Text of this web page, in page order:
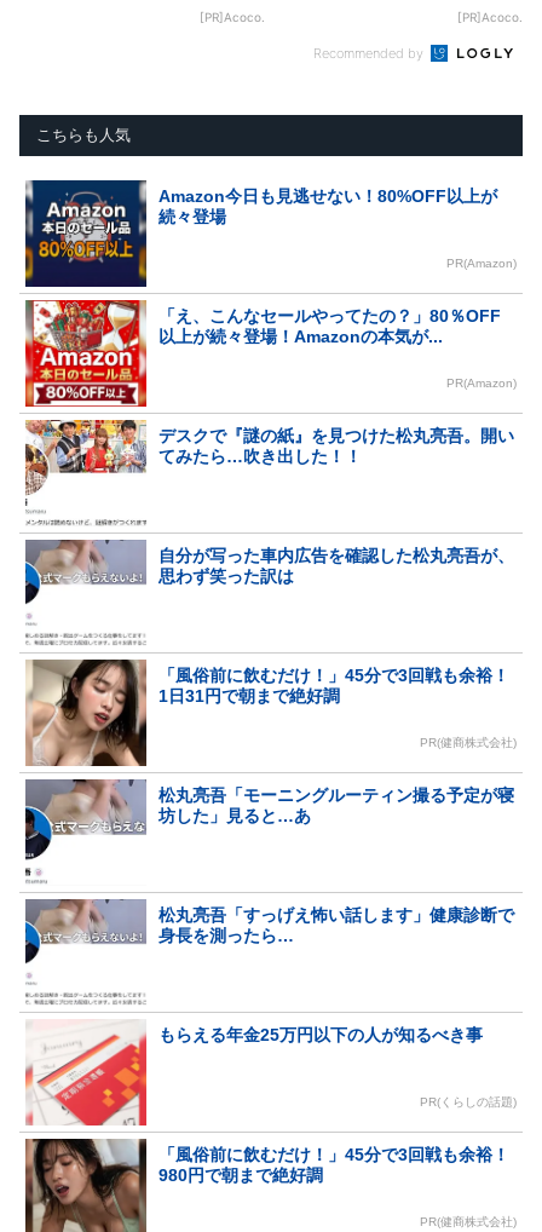
[PR]Acoco. [PR]Acoco.
Recommended by
こちらも人気
Amazon今日も見逃せない！80%OFF以上が
続々登場
PR(Amazon)
「え、こんなセールやってたの？」80％OFF
以上が続々登場！Amazonの本気が...
PR(Amazon)
デスクで『謎の紙』を見つけた松丸亮吾。開い
てみたら…吹き出した！！
自分が写った車内広告を確認した松丸亮吾が、
思わず笑った訳は
「風俗前に飲むだけ！」45分で3回戦も余裕！
1日31円で朝まで絶好調
PR(健商株式会社)
松丸亮吾「モーニングルーティン撮る予定が寝
坊した」見ると…あ
松丸亮吾「すっげえ怖い話します」健康診断で
身長を測ったら…
もらえる年金25万円以下の人が知るべき事
PR(くらしの話題)
「風俗前に飲むだけ！」45分で3回戦も余裕！
980円で朝まで絶好調
PR(健商株式会社)